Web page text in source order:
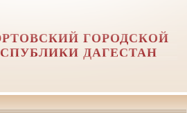
ГОРОДСКОЙ
ДАГЕСТАН